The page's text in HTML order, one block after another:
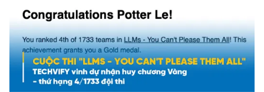
VTV Sức khoẻ Bất động sản
Thị trường 24h Tấm lòng Việt